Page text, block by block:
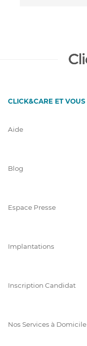
CLICK&CARE ET VOUS
Aide
Blog
Espace Presse
Implantations
Inscription Candidat
Nos Services à Domicile